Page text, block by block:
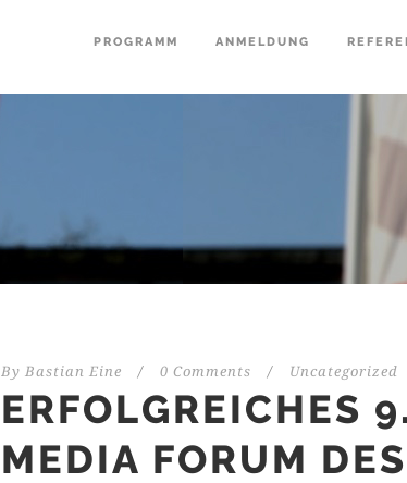
PROGRAMM ANMELDUNG
By Bastian Eine / 0 Comments / Uncategorized
ERFOLGREICHES
MEDIA FORUM